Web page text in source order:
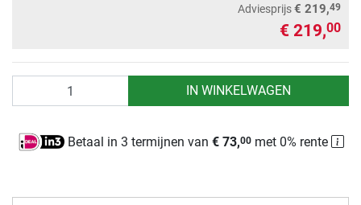
Adviesprijs€ 219,49
€ 219,00
IN WINKELWAGEN
Betaal in 3 termijnen van € 73,00met 0% rente